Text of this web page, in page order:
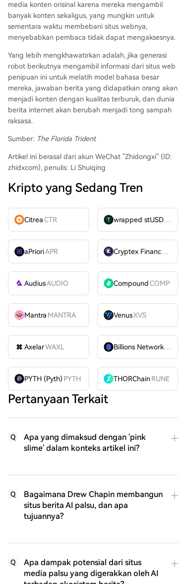
media konten orisinal karena mereka mengambil
banyak konten sekaligus, yang mungkin untuk
sementara waktu membebani situs webnya,
menyebabkan pembaca tidak dapat mengaksesnya.
Yang lebih mengkhawatirkan adalah, jika generasi
robot berikutnya mengambil informasi dari situs web
penipuan ini untuk melatih model bahasa besar
mereka, jawaban berita yang didapatkan orang akan
menjadi konten dengan kualitas terburuk, dan dunia
berita internet akan berubah menjadi tong sampah
raksasa.
Sumber: The Florida Trident
Artikel ini berasal dari akun WeChat "Zhidongxi" (ID:
zhidxcom), penulis: Li Shuiqing
Kripto yang Sedang Tren
CitreaCTR wrapped stUSDT
aPrioriAPR Cryptex FinanceCTX
AudiusAUDIO CompoundCOMP
Mantra MANTRA VenusXVS
AxelarWAXL Billions Network
BILL
PYTH (Pyth) PYTH THORChain RUNE
Pertanyaan Terkait
Q
Apa yang dimaksud dengan 'pink
slime' dalam konteks artikel ini?
Q
Bagaimana Drew Chapin membangun
situs berita AI palsu, dan apa
tujuannya?
Q
Apa dampak potensial dari situs
media palsu yang digerakkan oleh AI